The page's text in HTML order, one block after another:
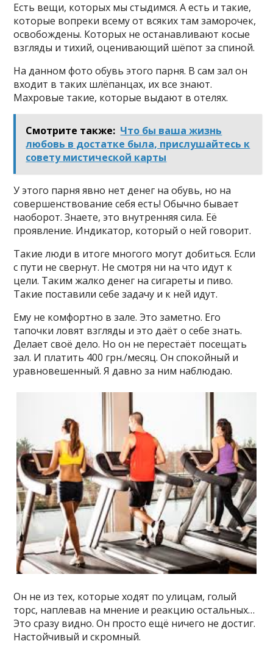
Есть вещи, которых мы стыдимся. А есть и такие,
которые вопреки всему от всяких там заморочек,
освобождены. Которых не останавливают косые
взгляды и тихий, оценивающий шёпот за спиной.
На данном фото обувь этого парня. В сам зал он
входит в таких шлёпанцах, их все знают.
Махровые такие, которые выдают в отелях.
Смотрите также: Что бы ваша жизнь
любовь в достатке была, прислушайтесь к
совету мистической карты
У этого парня явно нет денег на обувь, но на
совершенствование себя есть! Обычно бывает
наоборот. Знаете, это внутренняя сила. Её
проявление. Индикатор, который о ней говорит.
Такие люди в итоге многого могут добиться. Если
с пути не свернут. Не смотря ни на что идут к
цели. Таким жалко денег на сигареты и пиво.
Такие поставили себе задачу и к ней идут.
Ему не комфортно в зале. Это заметно. Его
тапочки ловят взгляды и это даёт о себе знать.
Делает своё дело. Но он не перестаёт посещать
зал. И платить 400 грн./месяц. Он спокойный и
уравновешенный. Я давно за ним наблюдаю.
Он не из тех, которые ходят по улицам, голый
торс, наплевав на мнение и реакцию остальных…
Это сразу видно. Он просто ещё ничего не достиг.
Настойчивый и скромный.